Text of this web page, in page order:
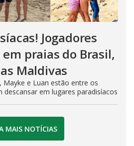
Jogadores
praias do Brasil,
Maldivas
Mayke e Luan estão entre os
descansar em lugares paradisíacos
MAIS NOTÍCIAS